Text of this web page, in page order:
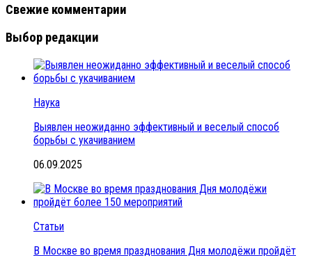
Свежие комментарии
Выбор редакции
Наука
Выявлен неожиданно эффективный и веселый способ
борьбы с укачиванием
06.09.2025
Статьи
В Москве во время празднования Дня молодёжи пройдёт